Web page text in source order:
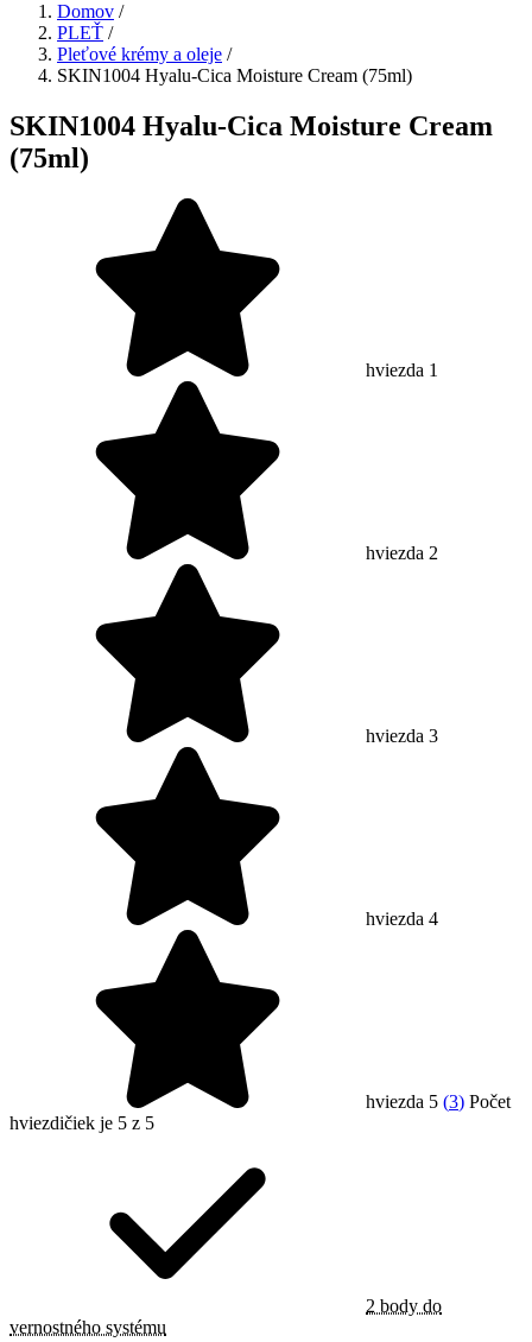
Domov /
PLEŤ /
Pleťové krémy a oleje /
SKIN1004 Hyalu-Cica Moisture Cream (75ml)
SKIN1004 Hyalu-Cica Moisture Cream
(75ml)
hviezda 1
hviezda 2
hviezda 3
hviezda 4
hviezda 5 (3) Počet
hviezdičiek je 5 z 5
2 body do
vernostného systému